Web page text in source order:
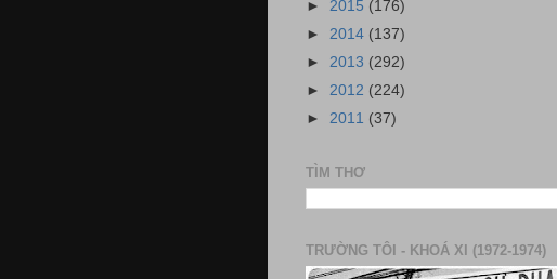
► 2015 (176)
► 2014 (137)
► 2013 (292)
► 2012 (224)
► 2011 (37)
TÌM THƠ
TRƯỜNG TÔI - KHOÁ XI (1972-1974)